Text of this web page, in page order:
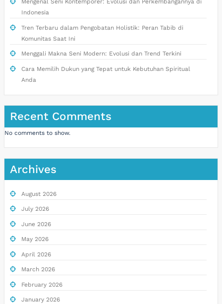
Mengenal Seni Kontemporer: Evolusi dan Perkembangannya di
Indonesia
Tren Terbaru dalam Pengobatan Holistik: Peran Tabib di
Komunitas Saat Ini
Menggali Makna Seni Modern: Evolusi dan Trend Terkini
Cara Memilih Dukun yang Tepat untuk Kebutuhan Spiritual
Anda
Recent Comments
No comments to show.
Archives
August 2026
July 2026
June 2026
May 2026
April 2026
March 2026
February 2026
January 2026